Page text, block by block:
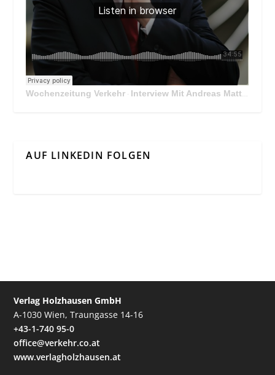
Wochenzeitung Verkehr · Interview Mit Andreas Matthä, CEO der ÖBB Holding
AUF LINKEDIN FOLGEN
Verlag Holzhausen GmbH
A-1030 Wien, Traungasse 14-16
+43-1-740 95-0
office@verkehr.co.at
www.verlagholzhausen.at